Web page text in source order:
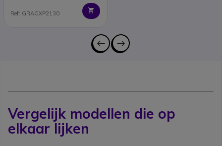
Ref: GRAGXP2130
Vergelijk modellen die op
elkaar lijken